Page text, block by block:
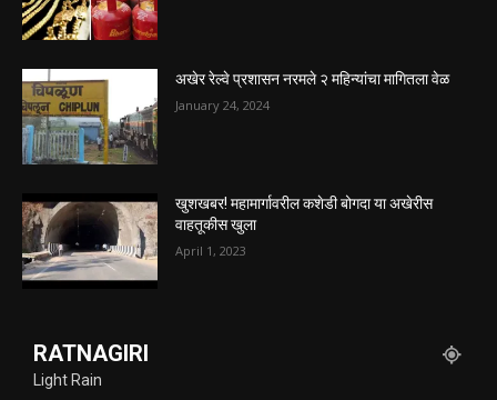
अखेर रेल्वे प्रशासन नरमले २ महिन्यांचा मागितला वेळ
January 24, 2024
खुशखबर! महामार्गावरील कशेडी बोगदा या अखेरीस
वाहतूकीस खुला
April 1, 2023
RATNAGIRI
Light Rain